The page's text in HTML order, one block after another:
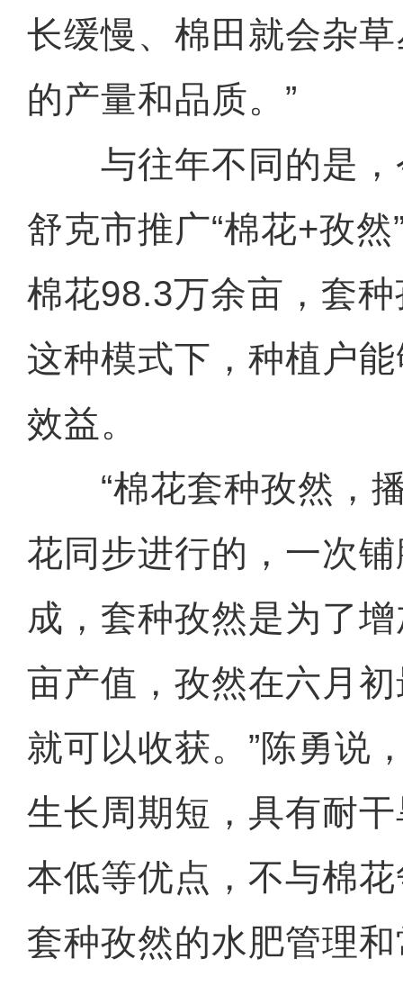
长缓慢、棉田就会杂
的产量和品质。”
与往年不同的是，
舒克市推广“棉花+孜
棉花98.3万余亩，套
这种模式下，种植户
效益。
“棉花套种孜然，播
花同步进行的，一次
成，套种孜然是为了
亩产值，孜然在六月
就可以收获。”陈勇说
生长周期短，具有耐
本低等优点，不与棉
套种孜然的水肥管理